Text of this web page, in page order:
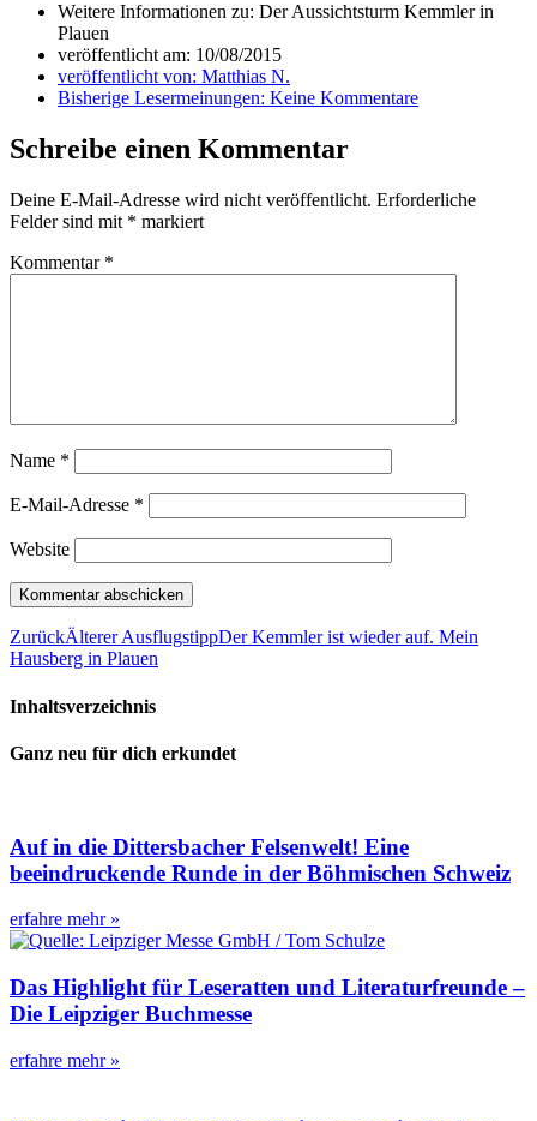
Weitere Informationen zu: Der Aussichtsturm Kemmler in
Plauen
veröffentlicht am: 10/08/2015
veröffentlicht von: Matthias N.
Bisherige Lesermeinungen: Keine Kommentare
Schreibe einen Kommentar
Deine E-Mail-Adresse wird nicht veröffentlicht. Erforderliche
Felder sind mit * markiert
Kommentar *
Name *
E-Mail-Adresse *
Website
ZurückÄlterer AusflugstippDer Kemmler ist wieder auf. Mein
Hausberg in Plauen
Inhaltsverzeichnis
Ganz neu für dich erkundet
Auf in die Dittersbacher Felsenwelt! Eine
beeindruckende Runde in der Böhmischen Schweiz
erfahre mehr »
Das Highlight für Leseratten und Literaturfreunde –
Die Leipziger Buchmesse
erfahre mehr »